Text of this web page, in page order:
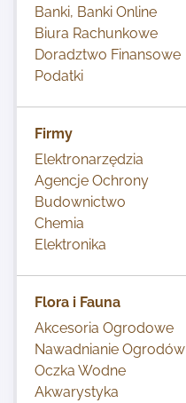
Banki, Banki Online
Biura Rachunkowe
Doradztwo Finansowe
Podatki
Firmy
Elektronarzędzia
Agencje Ochrony
Budownictwo
Chemia
Elektronika
Flora i Fauna
Akcesoria Ogrodowe
Nawadnianie Ogrodów
Oczka Wodne
Akwarystyka